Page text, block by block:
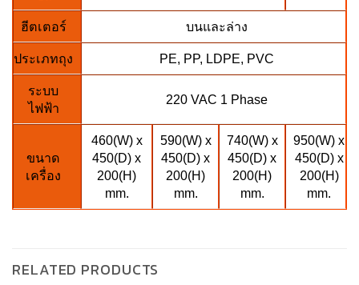
ฮีตเตอร์ บนและล่าง
ประเภทถุง PE, PP, LDPE, PVC
ระบบ
ไฟฟ้า
220 VAC 1 Phase
ขนาด
เครื่อง
460(W) x
450(D) x
200(H)
mm.
590(W) x
450(D) x
200(H)
mm.
740(W) x
450(D) x
200(H)
mm.
950(W) x
450(D) x
200(H)
mm.
RELATED PRODUCTS